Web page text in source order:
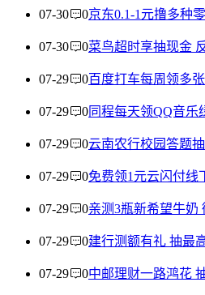
07-30 0京东0.1-1元撸多种
07-30 0菜鸟超时享抽现金
07-29 0百度打车每周领多
07-29 0同程每天领QQ音乐
07-29 0云南农行校园答题
07-29 0免费领1元云闪付线
07-29 0亲测3瓶新希望牛奶
07-29 0建行测额有礼 抽最
07-29 0中邮理财一路鸿花